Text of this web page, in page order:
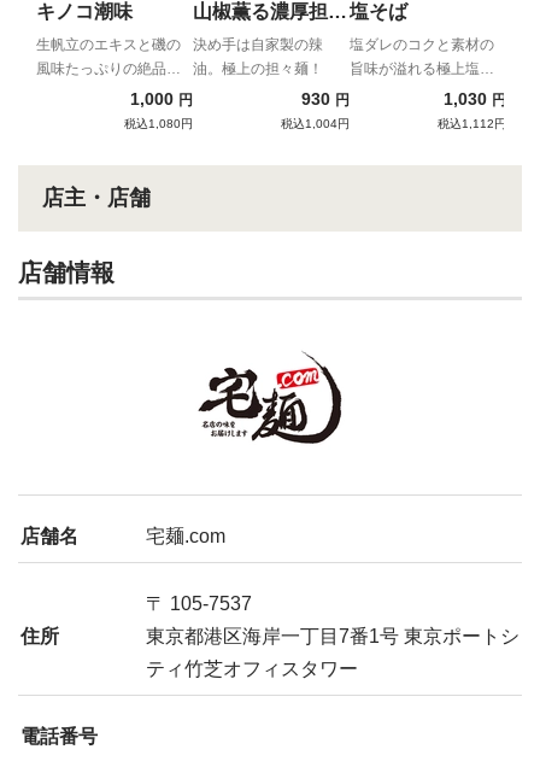
キノコ潮味
生帆立のエキスと磯の
風味たっぷりの絶品潮
1,000 円
税込1,080円
山椒薫る濃厚担々
麺
決め手は自家製の辣
油。極上の担々麺！
930 円
税込1,004円
塩そば
塩ダレのコクと素材の
旨味が溢れる極上塩そ
1,030 円
税込1,112円
店主・店舗
店舗情報
店舗名 宅麺.com
住所
〒 105-7537
東京都港区海岸一丁目7番1号 東京ポートシ
ティ竹芝オフィスタワー
電話番号